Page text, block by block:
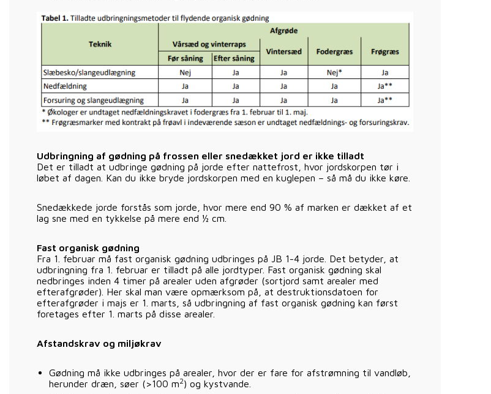
Udbringning af gødning på frossen eller snedækket jord er ikke tilladt
Det er tilladt at udbringe gødning på jorde efter nattefrost, hvor jordskorpen tør i
løbet af dagen. Kan du ikke bryde jordskorpen med en kuglepen – så må du ikke køre.
Snedækkede jorde forstås som jorde, hvor mere end 90 % af marken er dækket af et
lag sne med en tykkelse på mere end ½ cm.
Fast organisk gødning
Fra 1. februar må fast organisk gødning udbringes på JB 1-4 jorde. Det betyder, at
udbringning fra 1. februar er tilladt på alle jordtyper. Fast organisk gødning skal
nedbringes inden 4 timer på arealer uden afgrøder (sortjord samt arealer med
efterafgrøder). Her skal man være opmærksom på, at destruktionsdatoen for
efterafgrøder i majs er 1. marts, så udbringning af fast organisk gødning kan først
foretages efter 1. marts på disse arealer.
Afstandskrav og miljøkrav
Gødning må ikke udbringes på arealer, hvor der er fare for afstrømning til vandløb,
herunder dræn, søer (>100 m2) og kystvande.